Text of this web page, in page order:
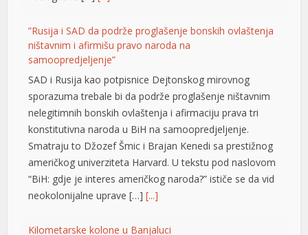
”Rusija i SAD da podrže proglašenje bonskih ovlaštenja
ništavnim i afirmišu pravo naroda na
samoopredjeljenje”
SAD i Rusija kao potpisnice Dejtonskog mirovnog
sporazuma trebale bi da podrže proglašenje ništavnim
nelegitimnih bonskih ovlaštenja i afirmaciju prava tri
konstitutivna naroda u BiH na samoopredjeljenje.
Smatraju to Džozef Šmic i Brajan Kenedi sa prestižnog
američkog univerziteta Harvard. U tekstu pod naslovom
“BiH: gdje je interes američkog naroda?” ističe se da vid
neokolonijalne uprave […][...]
Kilometarske kolone u Banjaluci